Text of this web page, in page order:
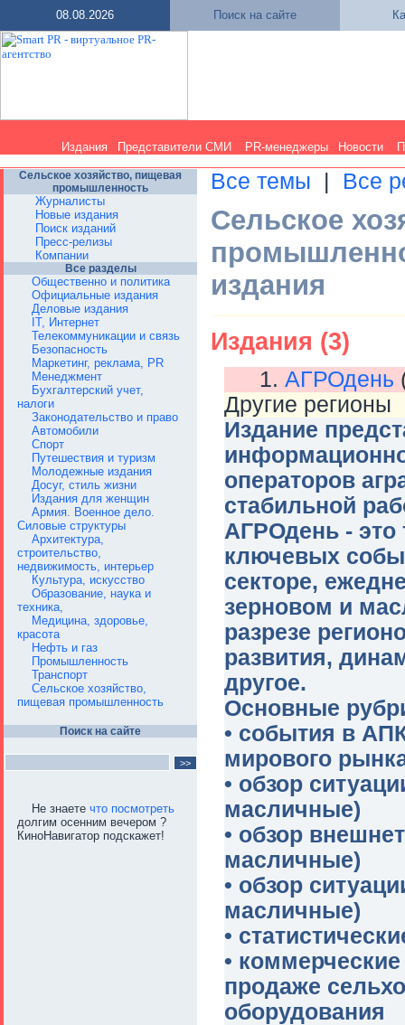
08.08.2026 Поиск на сайте
Издания Представители СМИ PR-менеджеры Новости
Сельское хозяйство, пищевая
промышленность
Журналисты
Новые издания
Поиск изданий
Пресс-релизы
Компании
Все разделы
Общественно и политика
Официальные издания
Деловые издания
IT, Интернет
Телекоммуникации и связь
Безопасность
Маркетинг, реклама, PR
Менеджмент
Бухгалтерский учет,
налоги
Законодательство и право
Автомобили
Спорт
Путешествия и туризм
Молодежные издания
Досуг, стиль жизни
Издания для женщин
Армия. Военное дело.
Силовые структуры
Архитектура,
строительство,
недвижимость, интерьер
Культура, искусство
Образование, наука и
техника,
Медицина, здоровье,
красота
Нефть и газ
Промышленность
Транспорт
Сельское хозяйство,
пищевая промышленность
Поиск на сайте
Не знаете что посмотреть
долгим осенним вечером ?
КиноНавигатор подскажет!
Все темы Все
Сельское
издания
Издания (3)
1. АГРОдень
Другие регионы
Издание
операторов
стабильной
АГРОдень -
ключевых
секторе,
зерновом и
разрезе
развития,
другое.
Основные
• события в
мирового
• обзор
масличные)
• обзор
масличные)
• обзор
масличные)
•
•
продаже
оборудования